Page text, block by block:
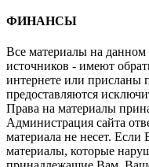
ФИНАНСЫ
Все материалы на данном
источников - имеют
интернете или присланы
предоставляются
Права на материалы
Администрация сайта
материала не несет.
материалы, которые